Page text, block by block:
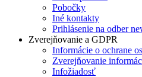
Pobočky
Iné kontakty
Prihlásenie na odber
Zverejňovanie a GDPR
Informácie o ochrane
Zverejňovanie
Infožiadosť